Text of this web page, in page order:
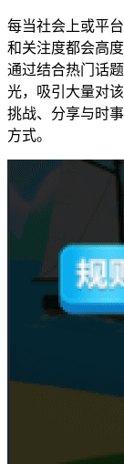
每当社会上或平
和关注度都会高
通过结合热门话
光，吸引大量对
挑战、分享与时
方式。